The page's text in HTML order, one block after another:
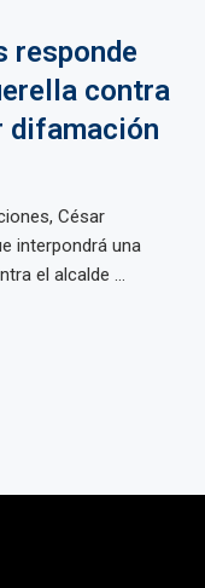
responde
contra
difamación
César
interpondrá una
el alcalde ...